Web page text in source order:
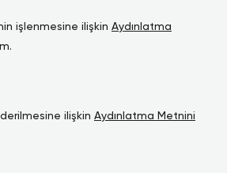
işlenmesine ilişkin Aydınlatma
ilişkin Aydınlatma Metnini